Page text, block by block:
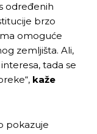
određenih
brzo
omoguće
zemljišta. Ali,
tada se
kaže
pokazuje